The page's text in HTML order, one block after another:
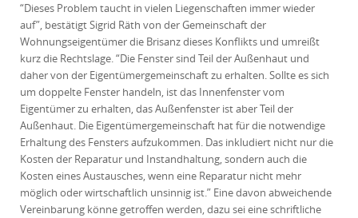
“Dieses Problem taucht in vielen Liegenschaften immer wieder
auf”, bestätigt Sigrid Räth von der Gemeinschaft der
Wohnungseigentümer die Brisanz dieses Konflikts und umreißt
kurz die Rechtslage. “Die Fenster sind Teil der Außenhaut und
daher von der Eigentümergemeinschaft zu erhalten. Sollte es sich
um doppelte Fenster handeln, ist das Innenfenster vom
Eigentümer zu erhalten, das Außenfenster ist aber Teil der
Außenhaut. Die Eigentümergemeinschaft hat für die notwendige
Erhaltung des Fensters aufzukommen. Das inkludiert nicht nur die
Kosten der Reparatur und Instandhaltung, sondern auch die
Kosten eines Austausches, wenn eine Reparatur nicht mehr
möglich oder wirtschaftlich unsinnig ist.” Eine davon abweichende
Vereinbarung könne getroffen werden, dazu sei eine schriftliche